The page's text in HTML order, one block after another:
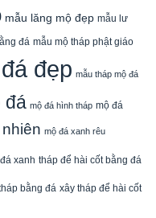
mẫu lăng mộ đẹp mẫu lư
đá mẫu mộ tháp phật giáo
đẹp mẫu tháp mộ đá
đá mộ đá hình tháp mộ đá
mộ đá xanh rêu
xanh tháp để hài cốt bằng đá
bằng đá xây tháp để hài cốt